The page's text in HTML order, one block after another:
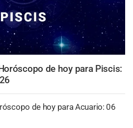
de hoy para Piscis:
de hoy para Acuario: 06